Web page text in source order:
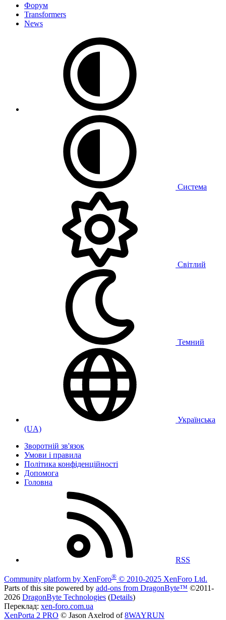
Форум
Transformers
News
Система
Світлий
Темний
Українська
(UA)
Зворотній зв'язок
Умови і правила
Політика конфіденційності
Дoпoмoга
Головна
RSS
Community platform by XenForo® © 2010-2025 XenForo Ltd.
Parts of this site powered by add-ons from DragonByte™ ©2011-
2026 DragonByte Technologies (Details)
Переклад: xen-foro.com.ua
XenPorta 2 PRO © Jason Axelrod of8WAYRUN